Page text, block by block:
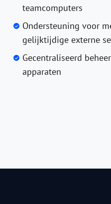
teamcomputers
Ondersteuning voor
gelijktijdige externe
Gecentraliseerd
apparaten